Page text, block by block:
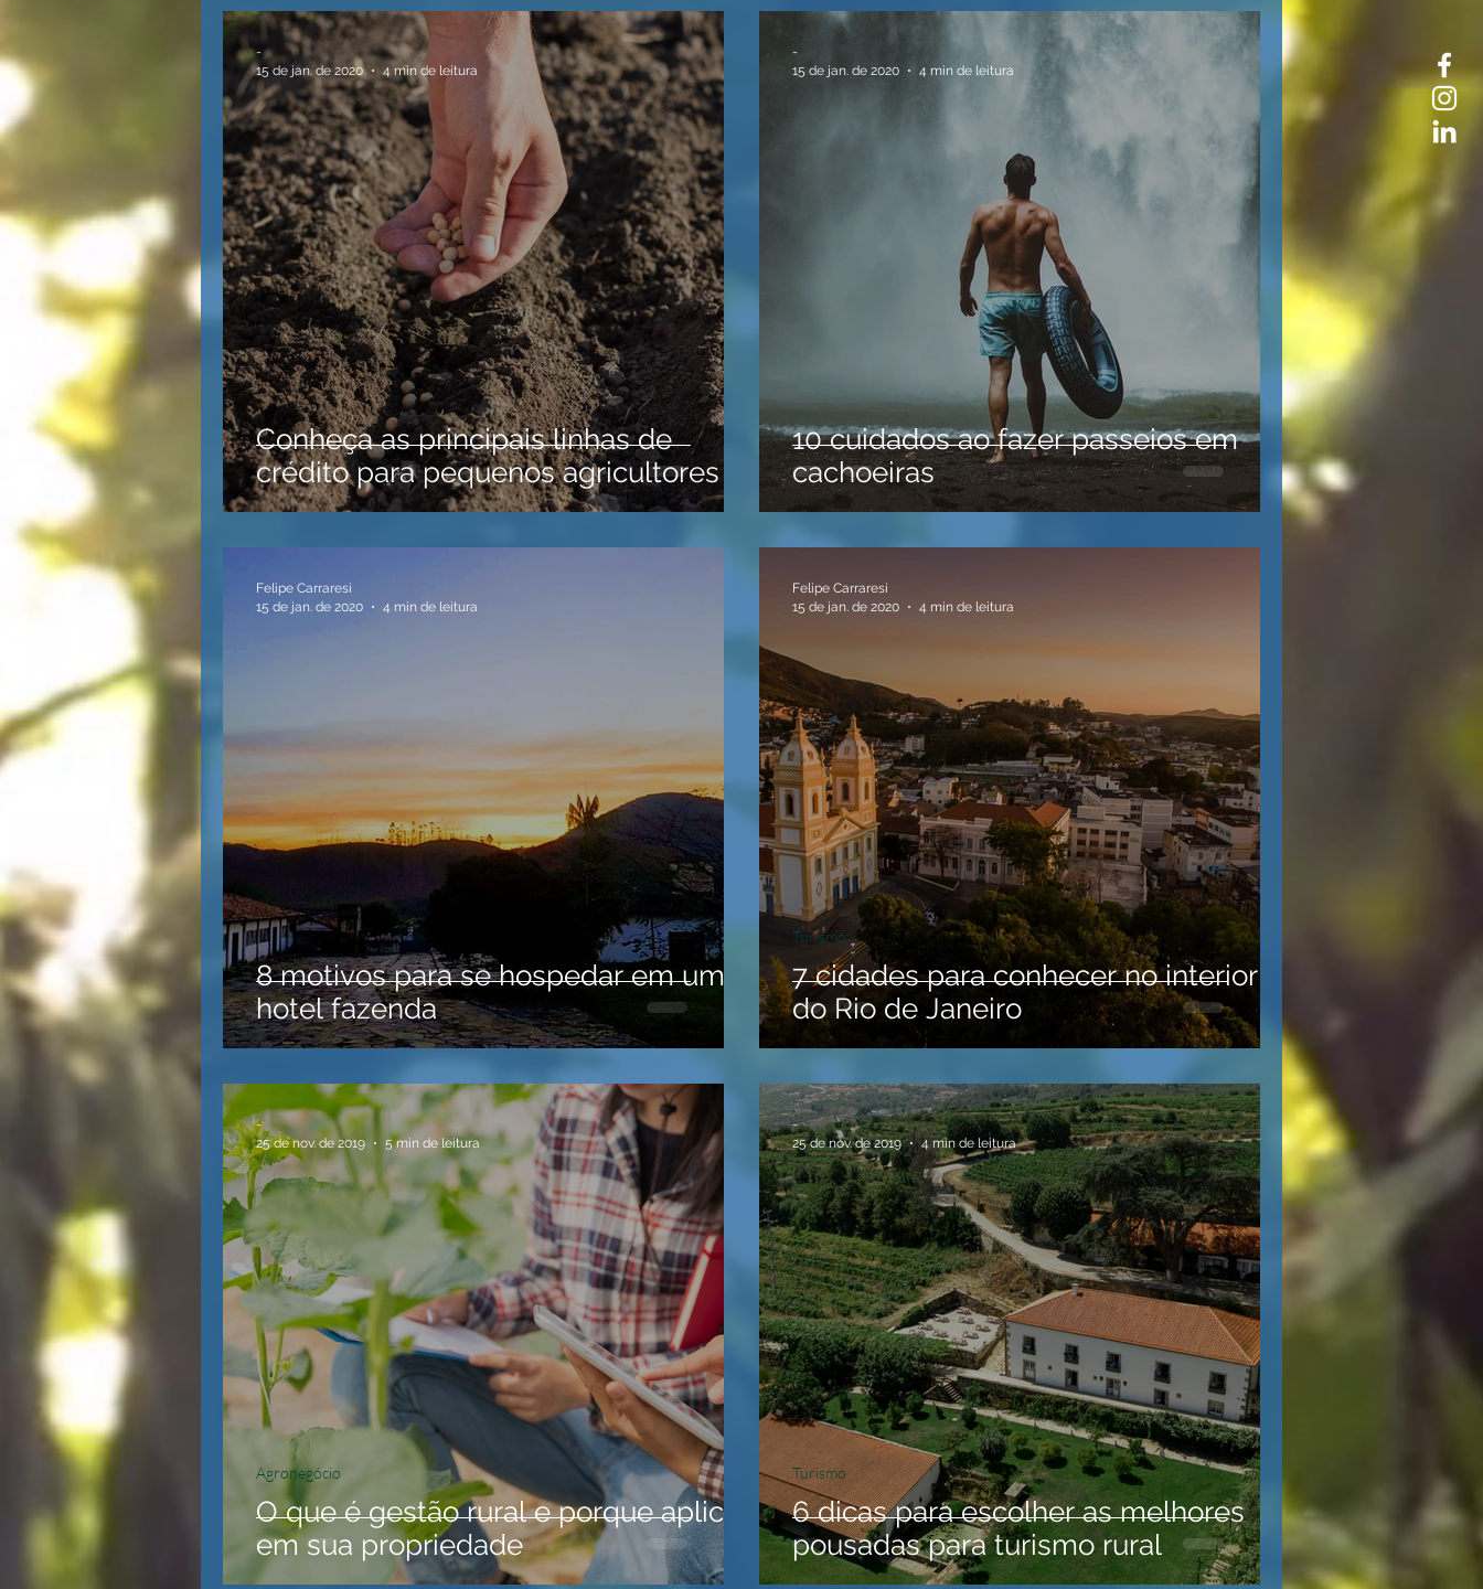
Conheça as principais linhas de
crédito para pequenos agricultores
-
15 de jan. de 2020
4 min de leitura
10 cuidados ao fazer passeios em
cachoeiras
-
15 de jan. de 2020
4 min de leitura
8 motivos para se hospedar em um
hotel fazenda
Felipe Carraresi
15 de jan. de 2020
4 min de leitura
7 cidades para conhecer no interior
do Rio de Janeiro
Turismo
Felipe Carraresi
15 de jan. de 2020
4 min de leitura
O que é gestão rural e porque aplicar
em sua propriedade
Agronegócio
-
25 de nov. de 2019
5 min de leitura
6 dicas para escolher as melhores
pousadas para turismo rural
Turismo
-
25 de nov. de 2019
4 min de leitura